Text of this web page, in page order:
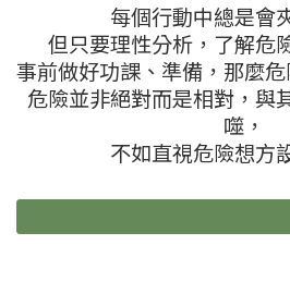
每個行動中總是會
但只要理性分析，了解危
事前做好功課、準備，那麼
危險並非絕對而是相對，與
噬，
不如直視危險想方